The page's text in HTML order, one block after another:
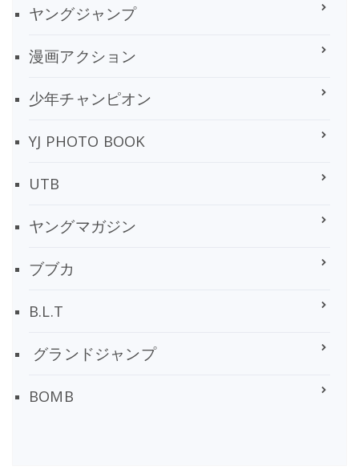
ヤングジャンプ
漫画アクション
少年チャンピオン
YJ PHOTO BOOK
UTB
ヤングマガジン
ブブカ
B.L.T
グランドジャンプ
BOMB